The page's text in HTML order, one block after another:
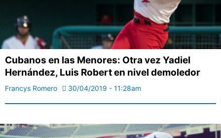
Cubanos en las Menores: Otra vez Yadiel
Hernández, Luis Robert en nivel demoledor
Francys Romero 30/04/2019 - 11:28am